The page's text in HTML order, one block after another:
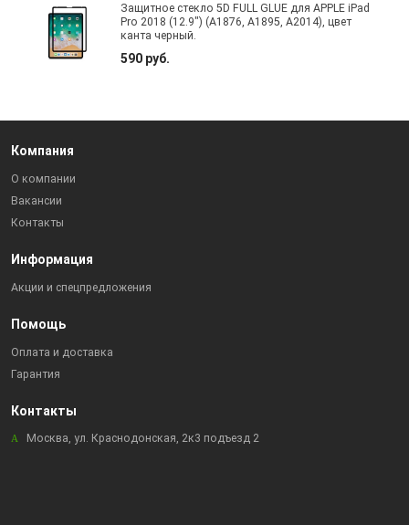
Защитное стекло 5D FULL GLUE для APPLE iPad
Pro 2018 (12.9") (A1876, A1895, A2014), цвет
канта черный.
590 руб.
Компания
О компании
Вакансии
Контакты
Информация
Акции и спецпредложения
Помощь
Оплата и доставка
Гарантия
Контакты
Москва, ул. Краснодонская, 2к3 подъезд 2